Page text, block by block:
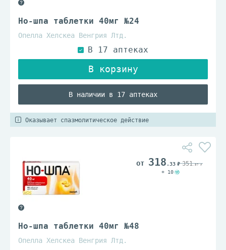
Но-шпа таблетки 40мг №24
Опелла Хелскеа Венгрия Лтд.
В наличии в 17 аптеках
Оказывает спазмолитическое действие
Но-шпа таблетки 40мг №48
Опелла Хелскеа Венгрия Лтд.
318 .33 351.57
+ 10